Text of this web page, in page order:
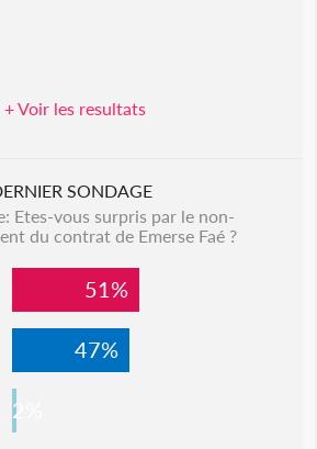
+ Voir les resultats
SONDAGE
Etes-vous surpris par le non-
du contrat de Emerse Faé ?
51%
47%
2%